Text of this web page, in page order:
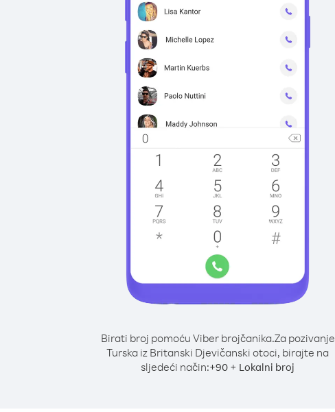
Birati broj pomoću Viber brojčanika.Za pozivanje
Turska iz Britanski Djevičanski otoci, birajte na
sljedeći način:+90 + Lokalni broj